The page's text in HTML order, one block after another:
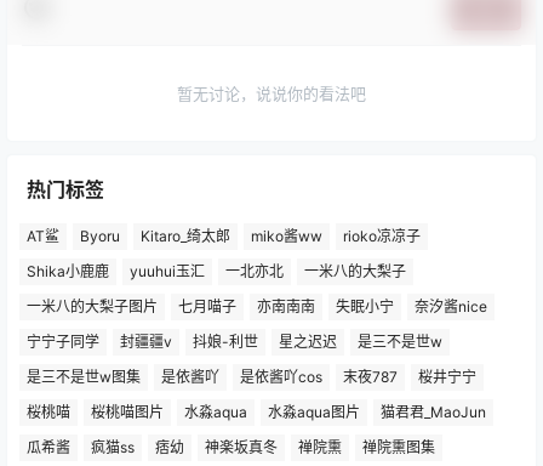
暂无讨论，说说你的看法吧
热门标签
AT鲨 Byoru Kitaro_绮太郎 miko酱ww
rioko凉凉子
Shika小鹿鹿
yuuhui玉汇 一北亦北
一米八的大梨子
一米八的大梨子图片
七月喵子 亦南南南 失眠小宁
奈汐酱nice
宁宁子同学
封疆疆v 抖娘-利世 星之迟迟
是三不是世w
是三不是世w图集
是依酱吖 是依酱吖cos 末夜787
桜井宁宁
桜桃喵
桜桃喵图片 水淼aqua 水淼aqua图片
猫君君_MaoJun
瓜希酱
疯猫ss 痞幼 神楽坂真冬 禅院熏 禅院熏图集